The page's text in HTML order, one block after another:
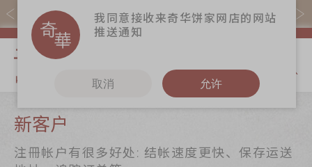
易赏钱会员凭推广码购买现货产品可赚易赏钱($5=1分)
关于奇华
奇华传奇
最新推广
奇华饼食
贺年食品
更多
奇华工作坊
新客户
注冊帐户有很多好处: 结帐速度更快、保存运送
我同意接收来奇华饼家网店的网站
推送通知
取消 允许